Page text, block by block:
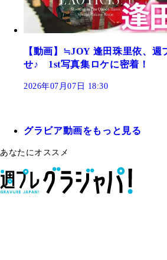
【動画】≒JOY 逢田珠里依、
せ♪ 1st写真集ロケに密着！
2026年07月07日 18:30
グラビア動画をもっと見る
あなたにオススメ